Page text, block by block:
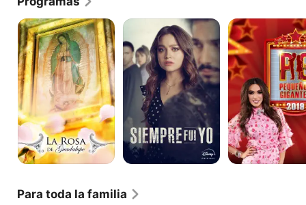
La
Rosa
de
Guadalupe
Siempre
yo
Pequeños
Gigantes
Para toda la familia